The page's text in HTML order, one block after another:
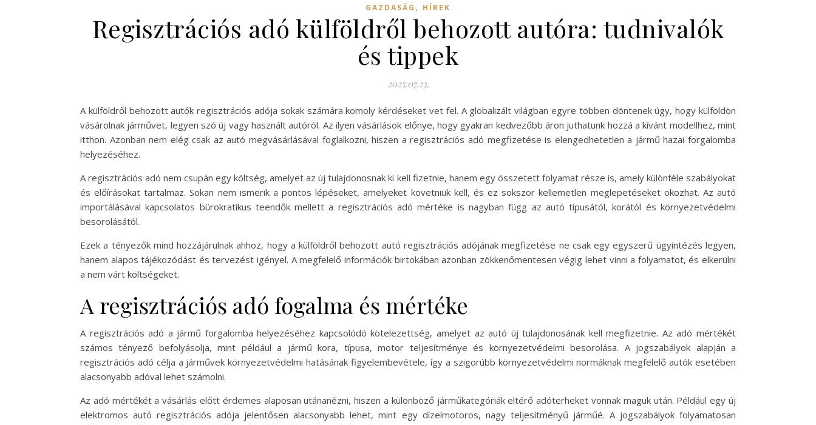
GAZDASÁG , HÍREK
Regisztrációs adó külföldről behozott autóra: tudnivalók
és tippek
2025.07.23.
A külföldről behozott autók regisztrációs adója sokak számára komoly kérdéseket vet fel. A globalizált világban egyre többen döntenek úgy, hogy külföldön
vásárolnak járművet, legyen szó új vagy használt autóról. Az ilyen vásárlások előnye, hogy gyakran kedvezőbb áron juthatunk hozzá a kívánt modellhez, mint
itthon. Azonban nem elég csak az autó megvásárlásával foglalkozni, hiszen a regisztrációs adó megfizetése is elengedhetetlen a jármű hazai forgalomba
helyezéséhez.
A regisztrációs adó nem csupán egy költség, amelyet az új tulajdonosnak ki kell fizetnie, hanem egy összetett folyamat része is, amely különféle szabályokat
és előírásokat tartalmaz. Sokan nem ismerik a pontos lépéseket, amelyeket követniük kell, és ez sokszor kellemetlen meglepetéseket okozhat. Az autó
importálásával kapcsolatos bürokratikus teendők mellett a regisztrációs adó mértéke is nagyban függ az autó típusától, korától és környezetvédelmi
besorolásától.
Ezek a tényezők mind hozzájárulnak ahhoz, hogy a külföldről behozott autó regisztrációs adójának megfizetése ne csak egy egyszerű ügyintézés legyen,
hanem alapos tájékozódást és tervezést igényel. A megfelelő információk birtokában azonban zökkenőmentesen végig lehet vinni a folyamatot, és elkerülni
a nem várt költségeket.
A regisztrációs adó fogalma és mértéke
A regisztrációs adó a jármű forgalomba helyezéséhez kapcsolódó kötelezettség, amelyet az autó új tulajdonosának kell megfizetnie. Az adó mértékét
számos tényező befolyásolja, mint például a jármű kora, típusa, motor teljesítménye és környezetvédelmi besorolása. A jogszabályok alapján a
regisztrációs adó célja a járművek környezetvédelmi hatásának figyelembevétele, így a szigorúbb környezetvédelmi normáknak megfelelő autók esetében
alacsonyabb adóval lehet számolni.
Az adó mértékét a vásárlás előtt érdemes alaposan utánanézni, hiszen a különböző járműkategóriák eltérő adóterheket vonnak maguk után. Például egy új
elektromos autó regisztrációs adója jelentősen alacsonyabb lehet, mint egy dízelmotoros, nagy teljesítményű járműé. A jogszabályok folyamatosan